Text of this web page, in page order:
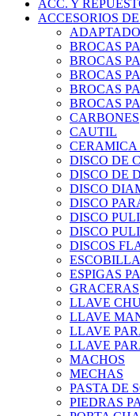
ACC. Y
ACCESORIOS
BROCAS
BROCAS
BROCAS
BROCAS
BROCAS
CARBONES
CAUTIL
CERAMICA
DISCO DE
DISCO DE
DISCO
DISCO
DISCO
DISCO
DISCOS
ESPIGAS
GRACERAS
LLAVE
LLAVE
LLAVE
LLAVE
MACHOS
MECHAS
PASTA DE
PIEDRAS